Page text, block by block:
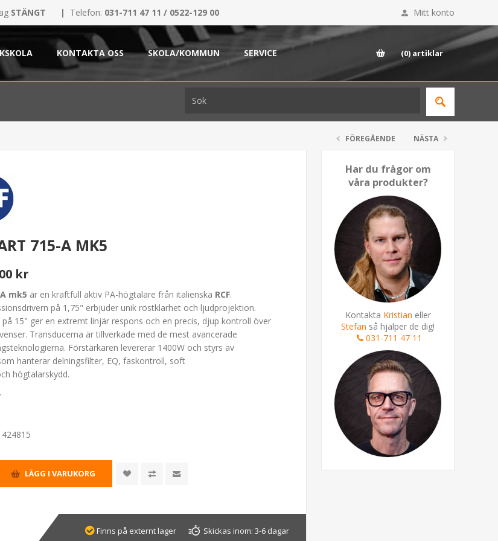
STÄNGT | Telefon: 031-711 47 11 / 0522-129 00 Mitt konto
KONTAKTA OSS SKOLA/KOMMUN SERVICE (0) artiklar
FÖREGÅENDE NÄSTA
Har du frågor om
våra produkter?
Kontakta Kristian eller
Stefan så hjälper de dig!
031-711 47 11
715-A MK5
kr
mk5 är en kraftfull aktiv PA-högtalare från italienska RCF.
på 1,75" erbjuder unik röstklarhet och ljudprojektion.
15" ger en extremt linjär respons och en precis, djup kontroll över
Transducerna är tillverkade med de mest avancerade
Förstärkaren levererar 1400W och styrs av
hanterar delningsfilter, EQ, faskontroll, soft
högtalarskydd.
424815
Finns på externt lager Skickas inom: 3-6 dagar